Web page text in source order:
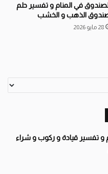
في المنام و تفسير حلم
الذهب و الخشب
28 مايو 2026
و تفسير قيادة و ركوب و شراء